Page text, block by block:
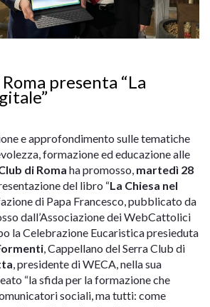
presenta “La
e approfondimento sulle tematiche
formazione ed educazione alle
di Roma ha promosso, martedì 28
del libro “La Chiesa nel
di Papa Francesco, pubblicato da
dall’Associazione dei WebCattolici
la Celebrazione Eucaristica presieduta
, Cappellano del Serra Club di
, presidente di WECA, nella sua
“la sfida per la formazione che
sociali, ma tutti: come